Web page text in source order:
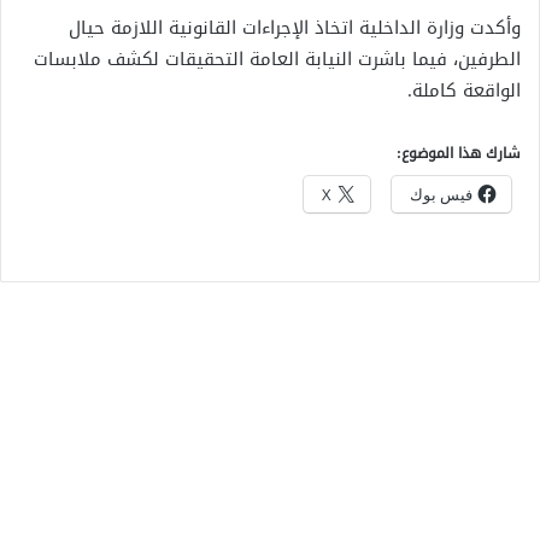
وأكدت وزارة الداخلية اتخاذ الإجراءات القانونية اللازمة حيال
الطرفين، فيما باشرت النيابة العامة التحقيقات لكشف ملابسات
الواقعة كاملة.
شارك هذا الموضوع:
فيس بوك X